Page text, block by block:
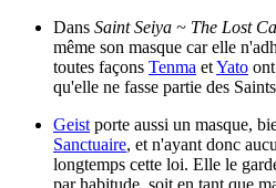
Dans Saint Seiya ~ The Lost
même son masque car elle
toutes façons Tenma etYato
qu'elle ne fasse partie des
Geist porte aussi un masque,
Sanctuaire, et n'ayant donc
longtemps cette loi. Elle le
par habitude, soit en tant que